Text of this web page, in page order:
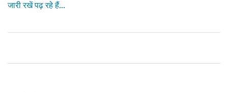
जारी रखें पढ़ रहे हैं...